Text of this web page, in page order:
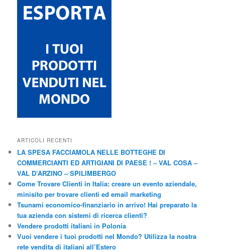
ARTICOLI RECENTI
LA SPESA FACCIAMOLA NELLE BOTTEGHE DI
COMMERCIANTI ED ARTIGIANI DI PAESE ! – VAL COSA –
VAL D’ARZINO – SPILIMBERGO
Come Trovare Clienti in Italia: creare un evento aziendale,
minisito per trovare clienti ed email marketing
Tsunami economico-finanziario in arrivo! Hai preparato la
tua azienda con sistemi di ricerca clienti?
Vendere prodotti italiani in Polonia
Vuoi vendere i tuoi prodotti nel Mondo? Utilizza la nostra
rete vendita di italiani all’Estero